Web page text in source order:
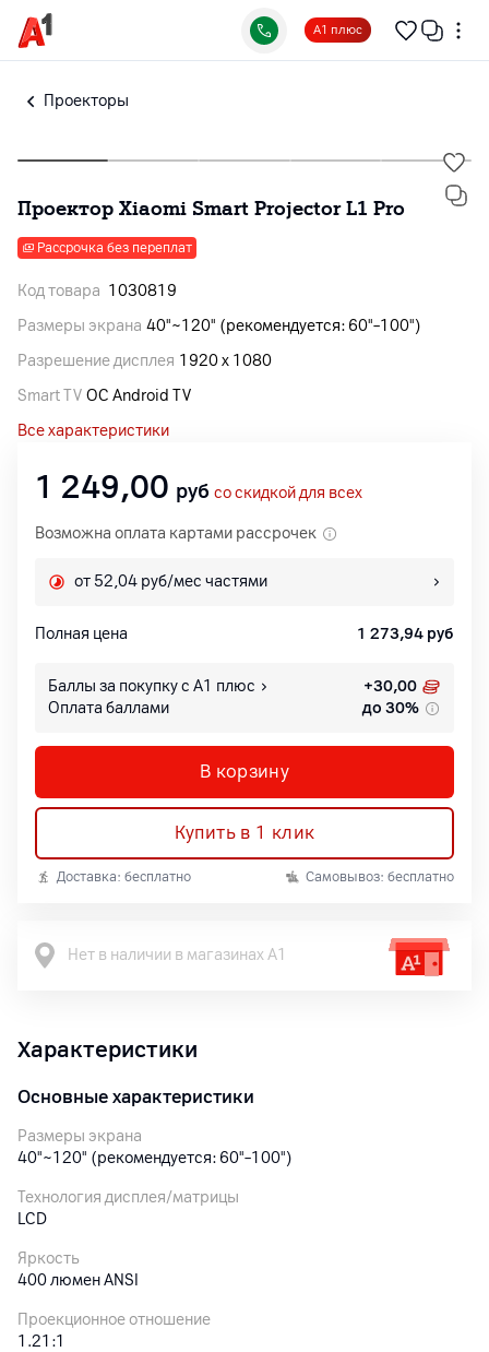
А1 плюс
Проекторы
Проектор Xiaomi Smart Projector L1 Pro
Рассрочка без переплат
Код товара 1030819
Размеры экрана 40"~120" (рекомендуется: 60"–100")
Разрешение дисплея 1920 x 1080
Smart TV ОС Android TV
Все характеристики
1 249,00 руб со скидкой для всех
Возможна оплата картами рассрочек
от 52,04 руб/мес частями
Полная цена 1 273,94 руб
Баллы за покупку с А1 плюс +30,00
Оплата баллами
до 30%
В корзину
Купить в 1 клик
Доставка: бесплатно Самовывоз: бесплатно
Нет в наличии в магазинах А1
Характеристики
Основные характеристики
Размеры экрана
40"~120" (рекомендуется: 60"–100")
Технология дисплея/матрицы
LCD
Яркость
400 люмен ANSI
Проекционное отношение
1.21:1